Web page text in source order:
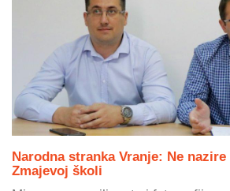
Narodna stranka Vranje: Ne
Zmajevoj školi